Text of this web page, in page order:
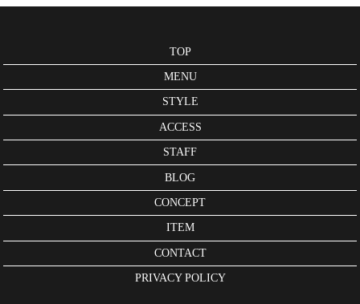
TOP
MENU
STYLE
ACCESS
STAFF
BLOG
CONCEPT
ITEM
CONTACT
PRIVACY POLICY